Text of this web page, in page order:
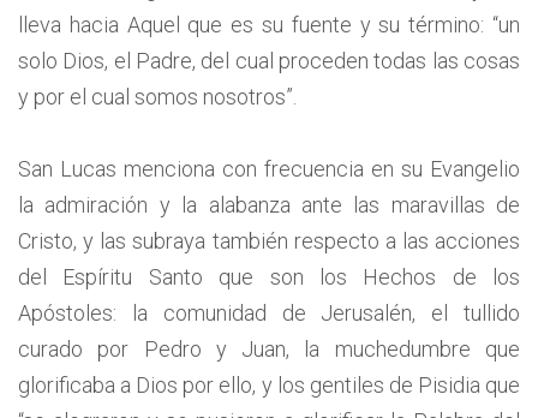
lleva hacia Aquel que es su fuente y su término: “un
solo Dios, el Padre, del cual proceden todas las cosas
y por el cual somos nosotros”.
San Lucas menciona con frecuencia en su Evangelio
la admiración y la alabanza ante las maravillas de
Cristo, y las subraya también respecto a las acciones
del Espíritu Santo que son los Hechos de los
Apóstoles: la comunidad de Jerusalén, el tullido
curado por Pedro y Juan, la muchedumbre que
glorificaba a Dios por ello, y los gentiles de Pisidia que